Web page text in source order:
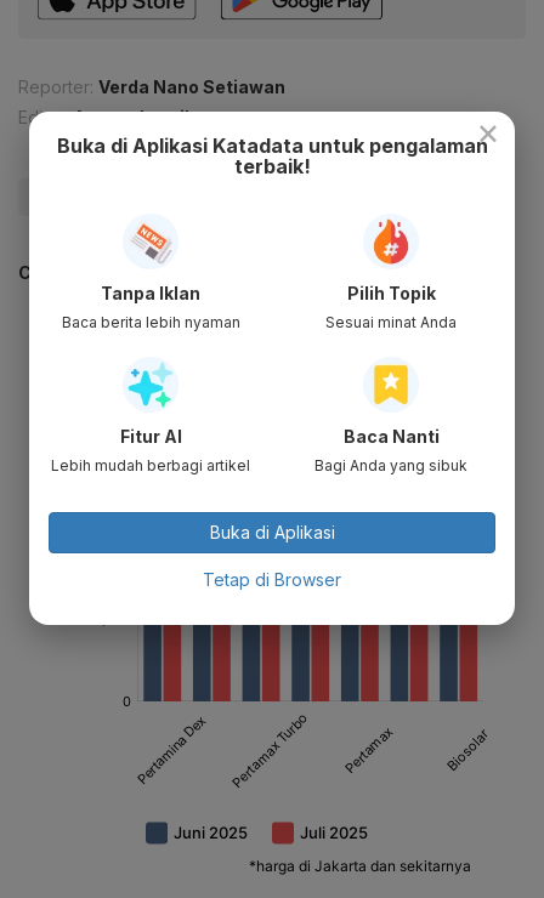
Reporter: Verda Nano Setiawan
Editor: Agung Jatmiko
CEK JUGA DATA INI
×
Buka di Aplikasi Katadata untuk pengalaman
terbaik!
Tanpa Iklan
Baca berita lebih nyaman
Pilih Topik
Sesuai minat Anda
Fitur AI
Lebih mudah berbagi artikel
Baca Nanti
Bagi Anda yang sibuk
Buka di Aplikasi
Tetap di Browser